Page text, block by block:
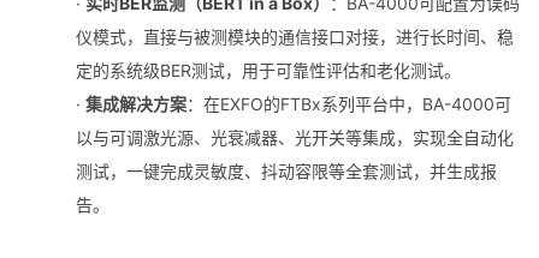
仪模式，直接与被测模块的通信接口对接，进行长时间、稳
定的系统级BER测试，用于可靠性评估和老化测试。
· 集成解决方案：在EXFO的FTBx系列平台中，BA-4000可
以与可调激光源、光衰减器、光开关等集成，实现全自动化
测试，一键完成灵敏度、抖动容限等全套测试，并生成报
告。